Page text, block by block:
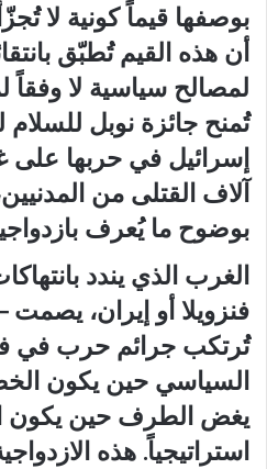
بوصفها قيماً كونية لا
أن هذه القيم تُطبّق
لمصالح سياسية لا وفقاً
تُمنح جائزة نوبل
إسرائيل في حربها
آلاف القتلى من
بوضوح ما يُعرف
الغرب الذي يندد
فنزويلا أو إيران،
تُرتكب جرائم حرب في
السياسي حين يكون
يغض الطرف حين يكون
استراتيجياً. هذه